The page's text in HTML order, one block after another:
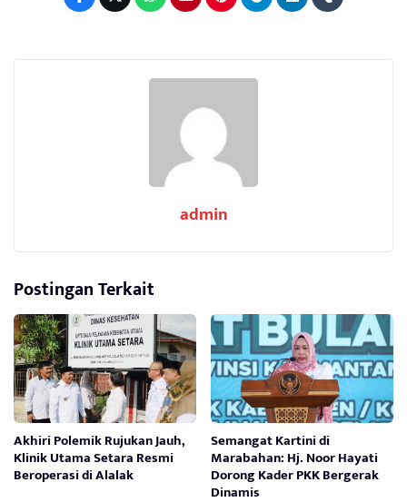
admin
Postingan Terkait
Akhiri Polemik Rujukan Jauh,
Klinik Utama Setara Resmi
Beroperasi di Alalak
Semangat Kartini di
Marabahan: Hj. Noor Hayati
Dorong Kader PKK Bergerak
Dinamis